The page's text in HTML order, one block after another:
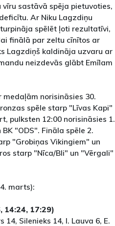
sastāvā spēja pietuvoties,
Ar Niku Lagzdiņu
spēlēt ļoti rezultatīvi,
finālā par zeltu cīnītos ar
Lagzdiņš kaldināja uzvaru ar
neizdevās glābt Emīlam
norisināsies 30.
spēle starp "Līvas Kapi"
pulksten 12:00 norisināsies 1.
"ODS". Fināla spēle 2.
"Grobiņas Vikingiem" un
starp "Nīca/Bli" un "Vērgali"
marts):
14:24, 17:29)
14, Silenieks 14, I. Lauva 6, E.